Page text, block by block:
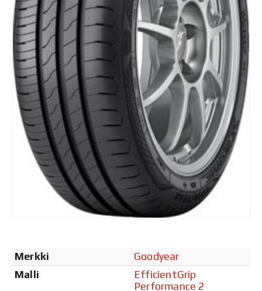
Merkki
Goodyear
Malli
EfficientGrip
Performance 2